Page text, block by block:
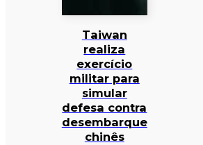
Taiwan
realiza
exercício
militar para
simular
defesa contra
desembarque
chinês